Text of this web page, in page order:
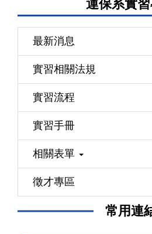
運保系實
最新消息
實習相關法規
實習流程
實習手冊
相關表單
徵才專區
常用連